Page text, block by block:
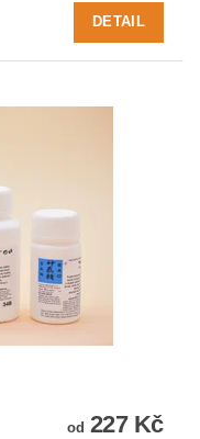
DETAIL
od 227 Kč